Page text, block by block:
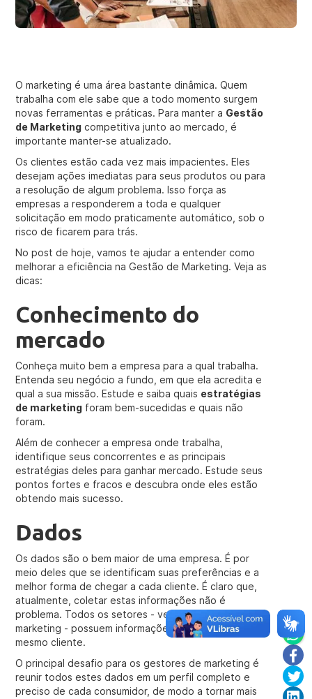
O marketing é uma área bastante dinâmica. Quem
trabalha com ele sabe que a todo momento surgem
novas ferramentas e práticas. Para manter a Gestão
de Marketing competitiva junto ao mercado, é
importante manter-se atualizado.
Os clientes estão cada vez mais impacientes. Eles
desejam ações imediatas para seus produtos ou para
a resolução de algum problema. Isso força as
empresas a responderem a toda e qualquer
solicitação em modo praticamente automático, sob o
risco de ficarem para trás.
No post de hoje, vamos te ajudar a entender como
melhorar a eficiência na Gestão de Marketing. Veja as
dicas:
Conhecimento do
mercado
Conheça muito bem a empresa para a qual trabalha.
Entenda seu negócio a fundo, em que ela acredita e
qual a sua missão. Estude e saiba quais estratégias
de marketing foram bem-sucedidas e quais não
foram.
Além de conhecer a empresa onde trabalha,
identifique seus concorrentes e as principais
estratégias deles para ganhar mercado. Estude seus
pontos fortes e fracos e descubra onde eles estão
obtendo mais sucesso.
Dados
Os dados são o bem maior de uma empresa. É por
meio deles que se identificam suas preferências e a
melhor forma de chegar a cada cliente. É claro que,
atualmente, coletar estas informações não é
problema. Todos os setores - vendas, atendimento,
marketing - possuem informações diferentes sobre o
mesmo cliente.
O principal desafio para os gestores de marketing é
reunir todos estes dados em um perfil completo e
preciso de cada consumidor, de modo a tornar mais